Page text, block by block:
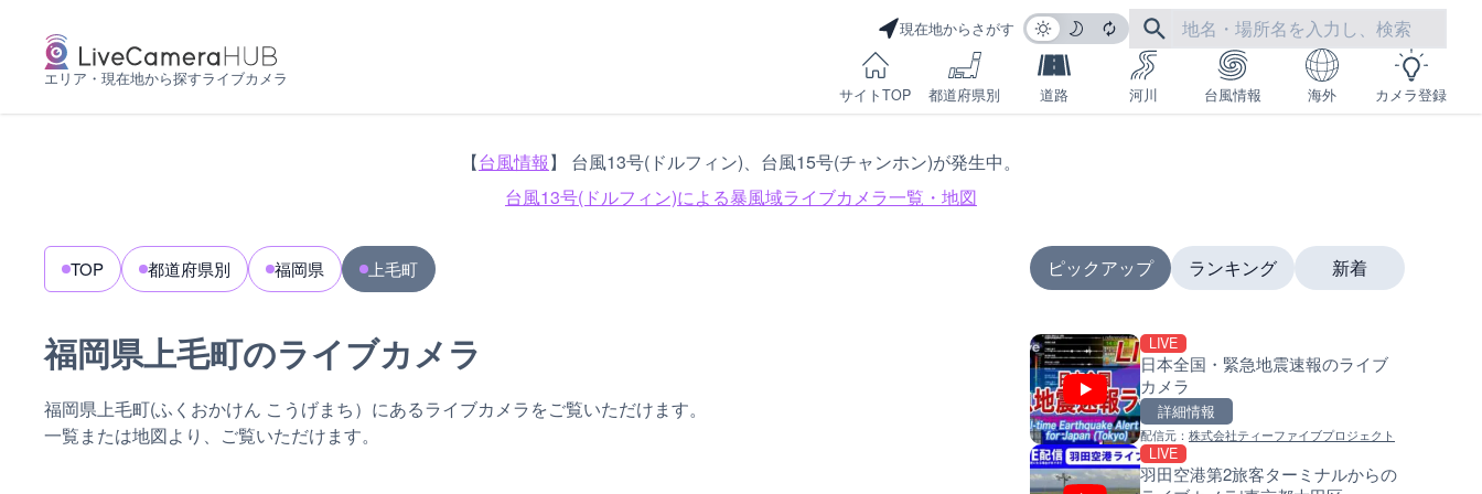
エリア・現在地から探すライブカメラ
現在地からさがす
サイトTOP 都道府県別 道路 河川 台風情報 海外 カメラ登録
【台風情報】 台風13号(ドルフィン)、台風15号(チャンホン)が発生中。
台風13号(ドルフィン)による暴風域ライブカメラ一覧・地図
TOP 都道府県別 福岡県 上毛町
福岡県上毛町のライブカメラ
福岡県上毛町(ふくおかけん こうげまち）にあるライブカメラをご覧いただけます。
一覧または地図より、ご覧いただけます。
ピックアップ
LIVE
日本全国・緊急地震速報のライブ
カメラ
詳細情報
配信元： 株式会社ティーファイブプロジェクト
LIVE
羽田空港第2旅客ターミナルからの
ランキング
沖永良部島海岸のライブカメ
配信元：和泊町
徳之島町亀津のライブカメラ|
新着
南出川水門付近のライブカメ
配信元：日高町役場
比井川水門付近から比井崎海